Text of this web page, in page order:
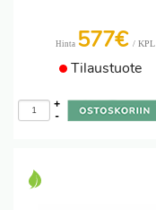
Hinta 577€ / KPL
Tilaustuote
-
+